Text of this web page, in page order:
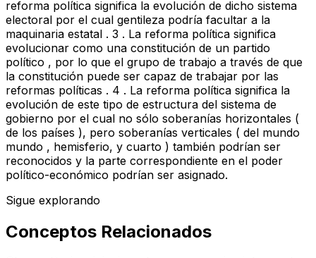
reforma política significa la evolución de dicho sistema
electoral por el cual gentileza podría facultar a la
maquinaria estatal . 3 . La reforma política significa
evolucionar como una constitución de un partido
político , por lo que el grupo de trabajo a través de que
la constitución puede ser capaz de trabajar por las
reformas políticas . 4 . La reforma política significa la
evolución de este tipo de estructura del sistema de
gobierno por el cual no sólo soberanías horizontales (
de los países ), pero soberanías verticales ( del mundo
mundo , hemisferio, y cuarto ) también podrían ser
reconocidos y la parte correspondiente en el poder
político-económico podrían ser asignado.
Sigue explorando
Conceptos Relacionados